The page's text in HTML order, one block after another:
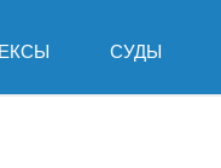
СУДЫ